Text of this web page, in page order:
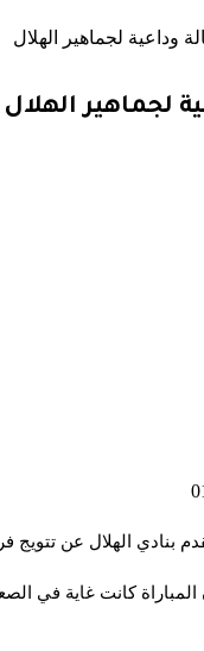
وداعية لجماهير الهلال
لجماهير الهلال
بنادي الهلال عن
المباراة كانت غاية في